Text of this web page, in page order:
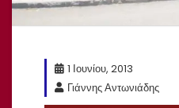
1 Ιουνίου, 2013
Γιάννης Αντωνιάδης